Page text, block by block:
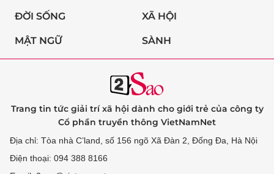
ĐỜI SỐNG XÃ HỘI
MẬT NGỮ SÀNH
Trang tin tức giải trí xã hội dành cho giới trẻ của công ty
Cổ phần truyền thông VietNamNet
Địa chỉ: Tòa nhà C’land, số 156 ngõ Xã Đàn 2, Đống Đa, Hà Nội
Điện thoại: 094 388 8166